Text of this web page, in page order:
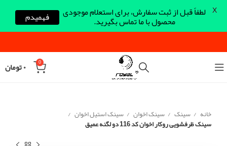
0 ۰تومان
خانه سینک سینک اخوان سینک استیل اخوان
سینک ظرفشویی روکار اخوان کد 116 دو لگنه عمیق
لطفاً قبل از ثبت سفارش، برای استعلام موجودی
محصول با ما تماس بگیرید. فهمیدم X